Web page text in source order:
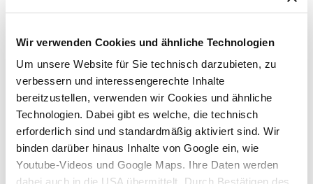
Wir verwenden Cookies und ähnliche Technologien
Um unsere Website für Sie technisch darzubieten, zu
verbessern und interessengerechte Inhalte
bereitzustellen, verwenden wir Cookies und ähnliche
Technologien. Dabei gibt es welche, die technisch
erforderlich sind und standardmäßig aktiviert sind. Wir
binden darüber hinaus Inhalte von Google ein, wie
Youtube-Videos und Google Maps. Ihre Daten werden
dabei auch in die USA übermittelt. Durch Bestätigen des
allein 13 Rechtsanwälte. Bei den weiteren
große Verbände, die ihrerseits über eine Vielzahl
von Mitgliedern verfügen, sondern jeweils um
einzelne Händler aus den unterschiedlichsten
Bereichen (Spielwaren, KFZ-Zubehör, Handel mit
Obst und Trockenfrüchten, Textilien,
Nahrungsergänzungsmittel, Veranstaltungstechnik,
Camping und Outdoor, Antiquitäten etc.). Lediglich